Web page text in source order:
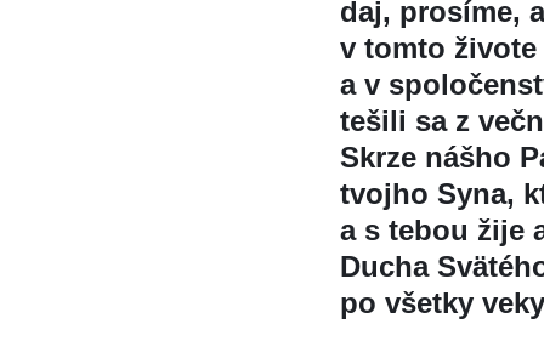
daj, prosíme,
v tomto
a v
tešili sa z
Skrze nášho
tvojho Syna,
a s tebou žije
Ducha
po všetky